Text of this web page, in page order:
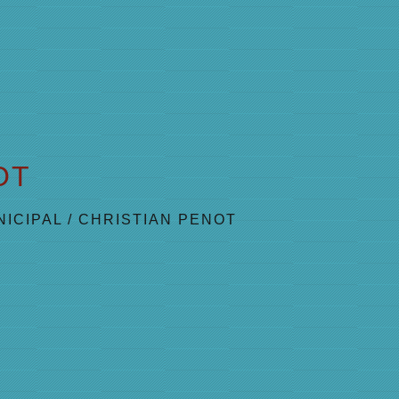
/CHRISTIAN PENOT